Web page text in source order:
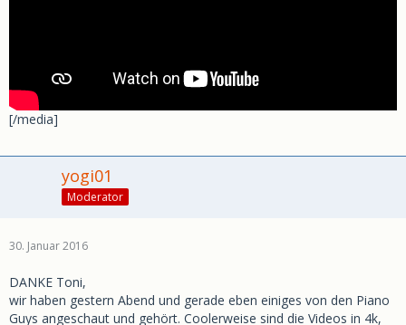
[/media]
yogi01
Moderator
30. Januar 2016
DANKE Toni,
wir haben gestern Abend und gerade eben einiges von den Piano
Guys angeschaut und gehört. Coolerweise sind die Videos in 4k,